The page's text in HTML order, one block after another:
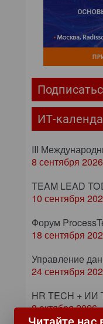
ИТ-
III
8 сентября 2026
TEAM LEAD
10 сентября
Форум
18 сентября
Управление
24 сентября
HR TECH +
8 октября 2026